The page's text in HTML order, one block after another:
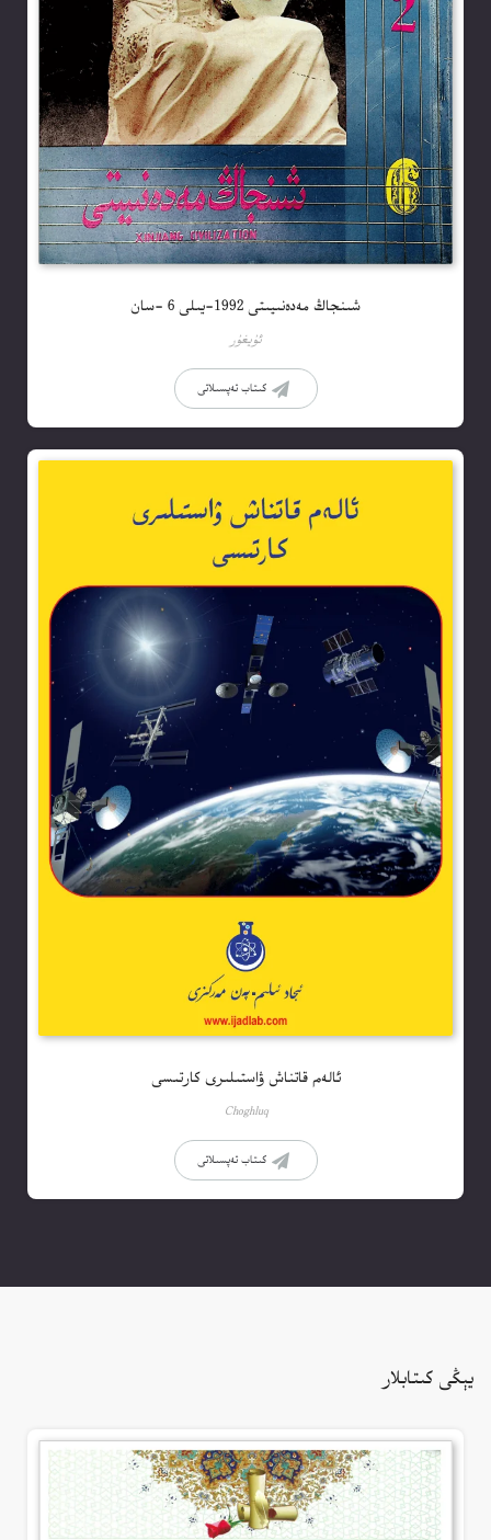
شىنجاڭ مەدەنىيىتى 1992-يىلى 6 -سان
ئۇيغۇر
كىتاب تەپسىلاتى
ئالەم قاتناش ۋاستىلىرى كارتىسى
Choghluq
كىتاب تەپسىلاتى
يېڭى كىتابلار